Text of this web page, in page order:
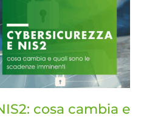
cosa cambia e